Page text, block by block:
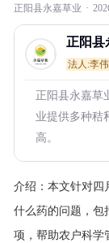
正阳县永嘉草业 ·
正阳县
法人:李伟
正阳县永嘉草
业提供多种秸
高。
介绍： 本文针对四
什么药的问题，包
项，帮助农户科学